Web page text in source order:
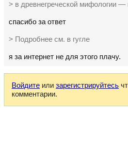
> в древнегреческой мифологии —
спасибо за ответ
> Подробнее см. в гугле
я за интернет не для этого плачу.
Войдите или зарегистрируйтесь
комментарии.